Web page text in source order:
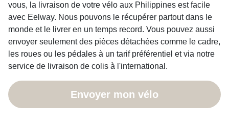
vous, la livraison de votre vélo aux Philippines est facile
avec Eelway. Nous pouvons le récupérer partout dans le
monde et le livrer en un temps record. Vous pouvez aussi
envoyer seulement des pièces détachées comme le cadre,
les roues ou les pédales à un tarif préférentiel et via notre
service de livraison de colis à l'international.
Envoyer mon vélo